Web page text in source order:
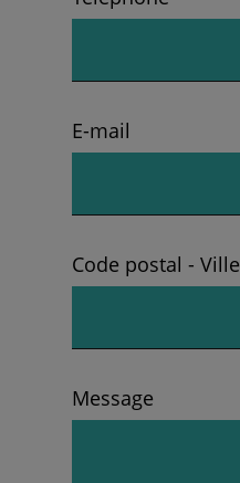
E-mail
Code postal - Ville
Message